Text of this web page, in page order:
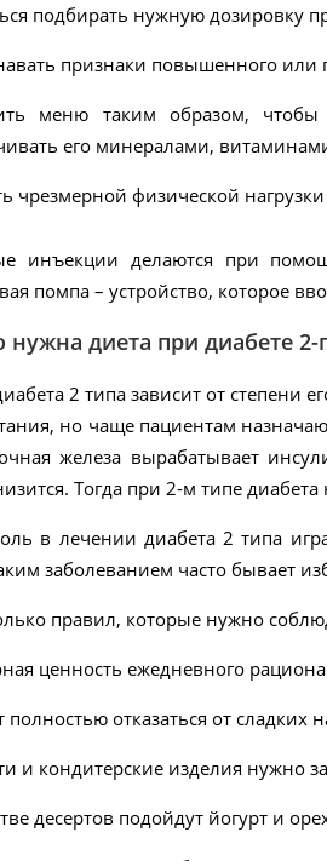
подбирать нужную дозировку
признаки повышенного
меню таким образом,
его минералами,
чрезмерной физической
инъекции делаются при
помпа – устройство, которое
нужна диета при диабете 2-
2 типа зависит от степени
но чаще пациентам
железа вырабатывает
Тогда при 2-м типе
в лечении диабета 2 типа
заболеванием часто бывает
правил, которые нужно
ценность ежедневного
полностью отказаться от сладких
и кондитерские изделия нужно
десертов подойдут йогурт и